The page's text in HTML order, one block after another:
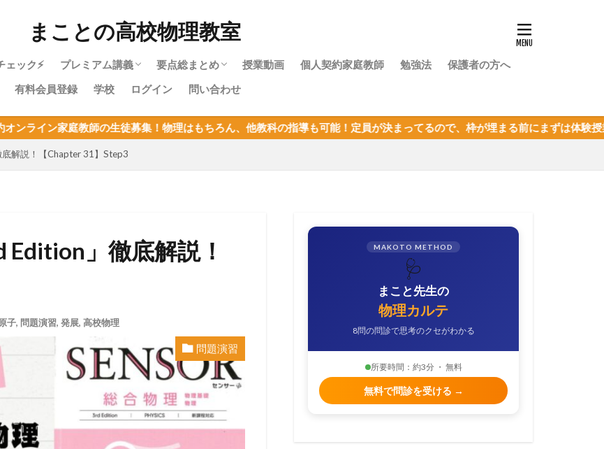
まことの高校物理教室
ェック⚡ プレミアム講義
物理やり直しガイド｜高校物理を受験に
使うあなたへ
物理基礎・最短攻略パック紹介
目次：物理基礎
力学・最短攻略パック紹介
目次：力学
熱力学・最短攻略パック紹介
目次：熱力学
波動・最短攻略パック紹介
目次：波動
電磁気・最短攻略パック紹介
目次：電磁気
原子・最短攻略パック紹介
目次：原子
要点総まとめ
物理基礎まとめ
授業動画 個人契約家庭教師 勉強法
保護者の方へ
有料会員登録
学校 ログイン 問い合わせ
徒募集！物理はもちろん、他教科の指導も可能！定員が決まってるので、枠が埋まる前にまずは体験授業を！
底解説！【Chapter 31】Step3
Edition」徹底解説！
子, 問題演習, 発展, 高校物理
問題演習
MAKOTO METHOD
🩺
まこと先生の
物理カルテ
8問の問診で思考のクセがわかる
所要時間：約3分 ・ 無料
無料で問診を受ける →